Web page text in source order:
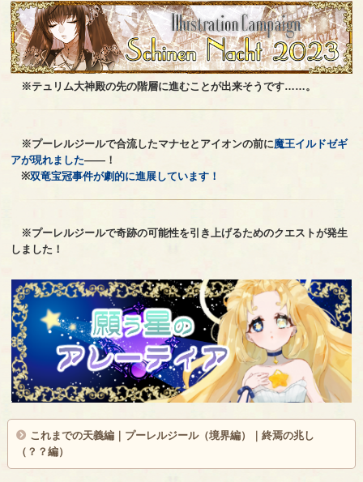
※テュリム大神殿の先の階層に進むことが出来そうです……。
※プーレルジールで合流したマナセとアイオンの前に魔王イルドゼギ
アが現れました――！
※双竜宝冠事件が劇的に進展しています！
※プーレルジールで奇跡の可能性を引き上げるためのクエストが発生
しました！
これまでの天義編 ｜ プーレルジール（境界編） ｜終焉の兆し
（？？編）